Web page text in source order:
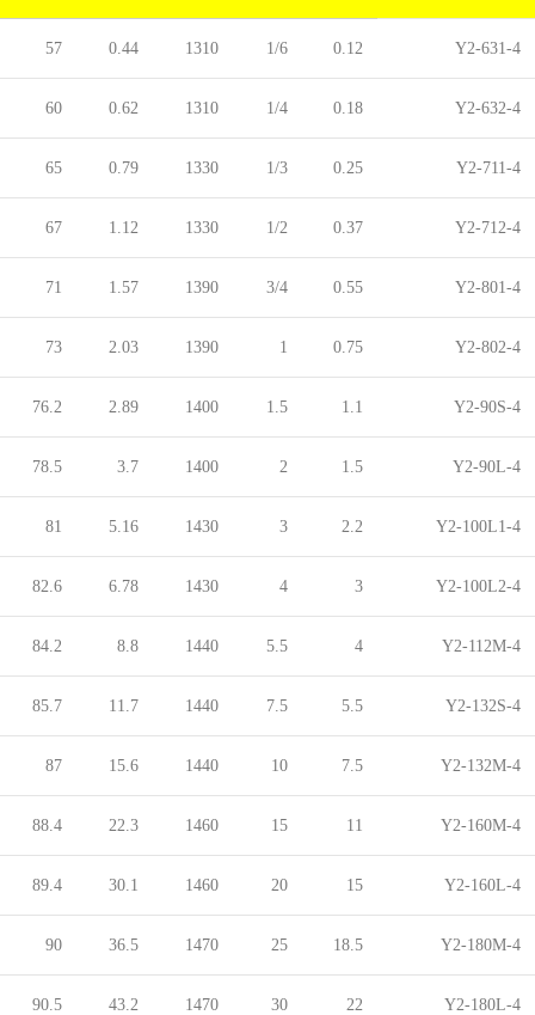
Y2-631-4
0.12
1/6
1310
0.44
57
Y2-632-4
0.18
1/4
1310
0.62
60
Y2-711-4
0.25
1/3
1330
0.79
65
Y2-712-4
0.37
1/2
1330
1.12
67
Y2-801-4
0.55
3/4
1390
1.57
71
Y2-802-4
0.75
1
1390
2.03
73
Y2-90S-4
1.1
1.5
1400
2.89
76.2
Y2-90L-4
1.5
2
1400
3.7
78.5
Y2-100L1-4
2.2
3
1430
5.16
81
Y2-100L2-4
3
4
1430
6.78
82.6
Y2-112M-4
4
5.5
1440
8.8
84.2
Y2-132S-4
5.5
7.5
1440
11.7
85.7
Y2-132M-4
7.5
10
1440
15.6
87
Y2-160M-4
11
15
1460
22.3
88.4
Y2-160L-4
15
20
1460
30.1
89.4
Y2-180M-4
18.5
25
1470
36.5
90
Y2-180L-4
22
30
1470
43.2
90.5